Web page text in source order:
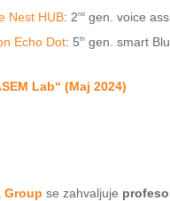
Nest HUB: 2nd gen. voice
Echo Dot: 5th gen. smart
Lab“ (Maj 2024)
Group se zahvaljuje